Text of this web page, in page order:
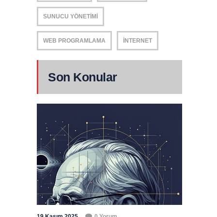
SUNUCU YÖNETIMI
WEB PROGRAMLAMA İNTERNET
Son Konular